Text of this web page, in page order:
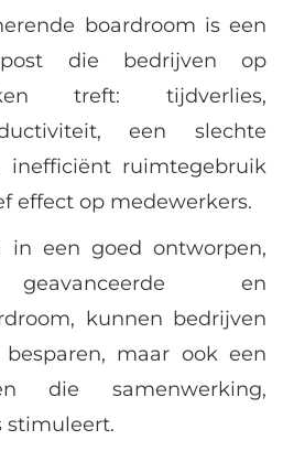
boardroom is een
die bedrijven op
treft: tijdverlies,
een slechte
ruimtegebruik
effect op medewerkers.
in een goed ontworpen,
geavanceerde en
kunnen bedrijven
maar ook een
die samenwerking,
stimuleert.